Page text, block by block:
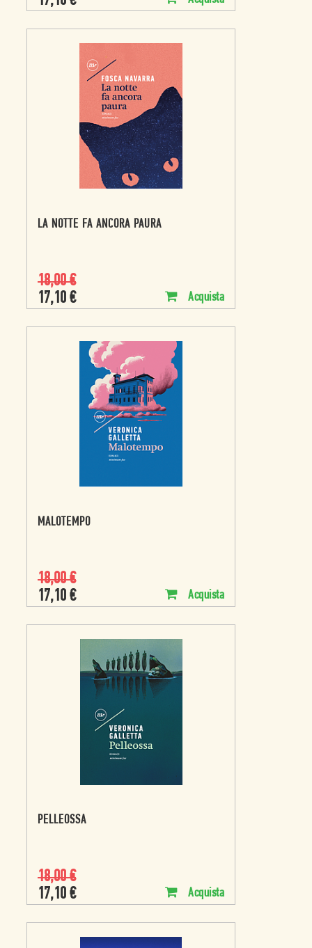
LA NOTTE FA ANCORA PAURA
18,00€
17,10 € Acquista
MALOTEMPO
18,00€
17,10 € Acquista
PELLEOSSA
18,00€
17,10 € Acquista